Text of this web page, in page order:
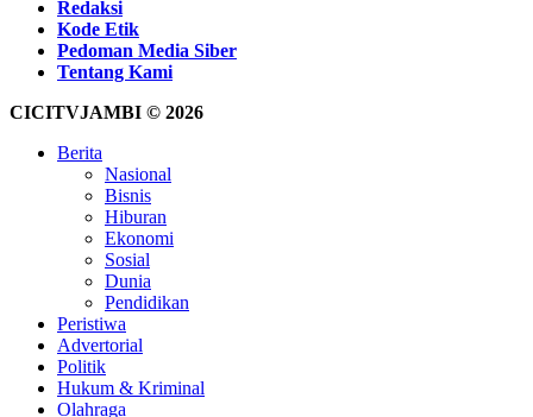
Redaksi
Kode Etik
Pedoman Media Siber
Tentang Kami
CICITVJAMBI © 2026
Berita
Nasional
Bisnis
Hiburan
Ekonomi
Sosial
Dunia
Pendidikan
Peristiwa
Advertorial
Politik
Hukum & Kriminal
Olahraga